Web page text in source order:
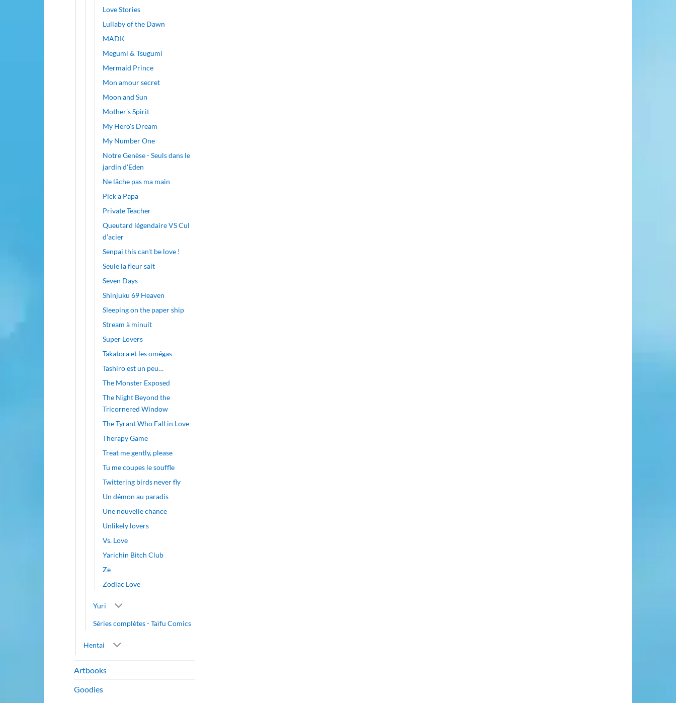
Love Stories
Lullaby of the Dawn
MADK
Megumi & Tsugumi
Mermaid Prince
Mon amour secret
Moon and Sun
Mother's Spirit
My Hero's Dream
My Number One
Notre Genèse - Seuls dans le
jardin d'Eden
Ne lâche pas ma main
Pick a Papa
Private Teacher
Queutard légendaire VS Cul
d’acier
Senpai this can't be love !
Seule la fleur sait
Seven Days
Shinjuku 69 Heaven
Sleeping on the paper ship
Stream à minuit
Super Lovers
Takatora et les omégas
Tashiro est un peu…
The Monster Exposed
The Night Beyond the
Tricornered Window
The Tyrant Who Fall in Love
Therapy Game
Treat me gently, please
Tu me coupes le souffle
Twittering birds never fly
Un démon au paradis
Une nouvelle chance
Unlikely lovers
Vs. Love
Yarichin Bitch Club
Ze
Zodiac Love
Yuri
Séries complètes - Taïfu Comics
Hentai
Artbooks
Goodies